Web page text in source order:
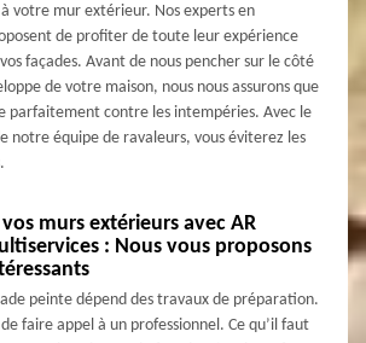
votre mur extérieur. Nos experts en
de profiter de toute leur expérience
façades. Avant de nous pencher sur le côté
de votre maison, nous nous assurons que
parfaitement contre les intempéries. Avec le
notre équipe de ravaleurs, vous éviterez les
murs extérieurs avec AR
: Nous vous proposons
peinte dépend des travaux de préparation.
de faire appel à un professionnel. Ce qu’il faut